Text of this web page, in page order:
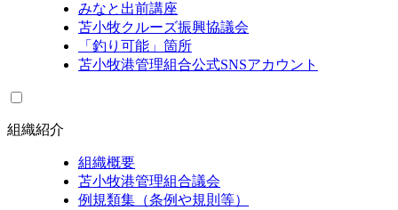
みなと出前講座
苫小牧クルーズ振興協議会
「釣り可能」箇所
苫小牧港管理組合公式SNSアカウント
組織紹介
組織概要
苫小牧港管理組合議会
例規類集（条例や規則等）